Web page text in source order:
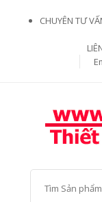
CHUYÊN TƯ